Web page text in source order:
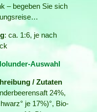
– begeben Sie sich
: ca. 1:6, je nach
Auswahl
/ Zutaten
24%,
je 17%)°, Bio-